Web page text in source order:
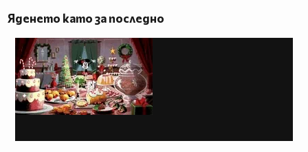
Яденето като за последно